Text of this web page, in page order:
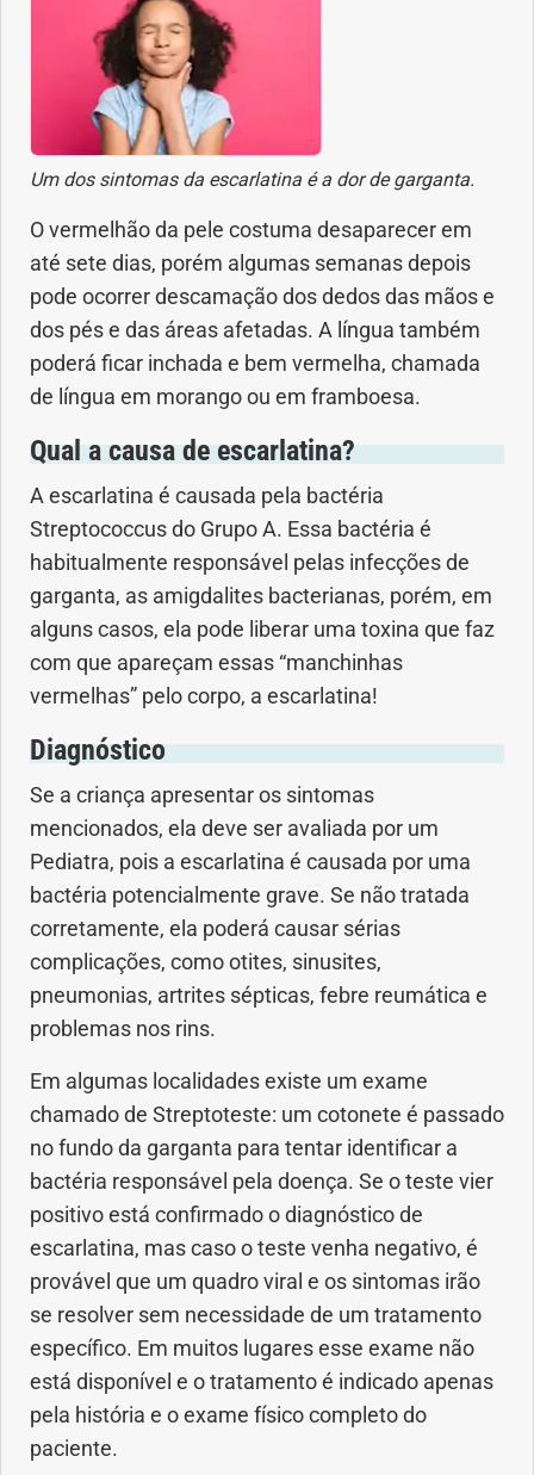
Imunidade
Medicia Alternativa
Nutrição
Picada de Cobra
Problemas Cardíacos
Problemas de circulação
Problemas Hormonais
Problemas Neurológicos
Saúde da criança e adolescente
Saúde do coração
Saúde do idoso
Saúde dos Dentes
Saúde dos olhos
Saúde dos ouvidos
Saúde mental
Síndrome de Down
Sono
SUS
Urgências
Um dos sintomas da escarlatina é a dor de garganta.
O vermelhão da pele costuma desaparecer em
até sete dias, porém algumas semanas depois
pode ocorrer descamação dos dedos das mãos e
dos pés e das áreas afetadas. A língua também
poderá ficar inchada e bem vermelha, chamada
de língua em morango ou em framboesa.
Qual a causa de escarlatina?
A escarlatina é causada pela bactéria
Streptococcus do Grupo A. Essa bactéria é
habitualmente responsável pelas infecções de
garganta, as amigdalites bacterianas, porém, em
alguns casos, ela pode liberar uma toxina que faz
com que apareçam essas “manchinhas
vermelhas” pelo corpo, a escarlatina!
Diagnóstico
Se a criança apresentar os sintomas
mencionados, ela deve ser avaliada por um
Pediatra, pois a escarlatina é causada por uma
bactéria potencialmente grave. Se não tratada
corretamente, ela poderá causar sérias
complicações, como otites, sinusites,
pneumonias, artrites sépticas, febre reumática e
problemas nos rins.
Em algumas localidades existe um exame
chamado de Streptoteste: um cotonete é passado
no fundo da garganta para tentar identificar a
bactéria responsável pela doença. Se o teste vier
positivo está confirmado o diagnóstico de
escarlatina, mas caso o teste venha negativo, é
provável que um quadro viral e os sintomas irão
se resolver sem necessidade de um tratamento
específico. Em muitos lugares esse exame não
está disponível e o tratamento é indicado apenas
pela história e o exame físico completo do
paciente.